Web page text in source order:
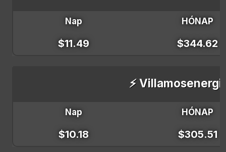
Nap HÓNAP
$11.49 $344.62
⚡
Nap HÓNAP
$10.18 $305.51